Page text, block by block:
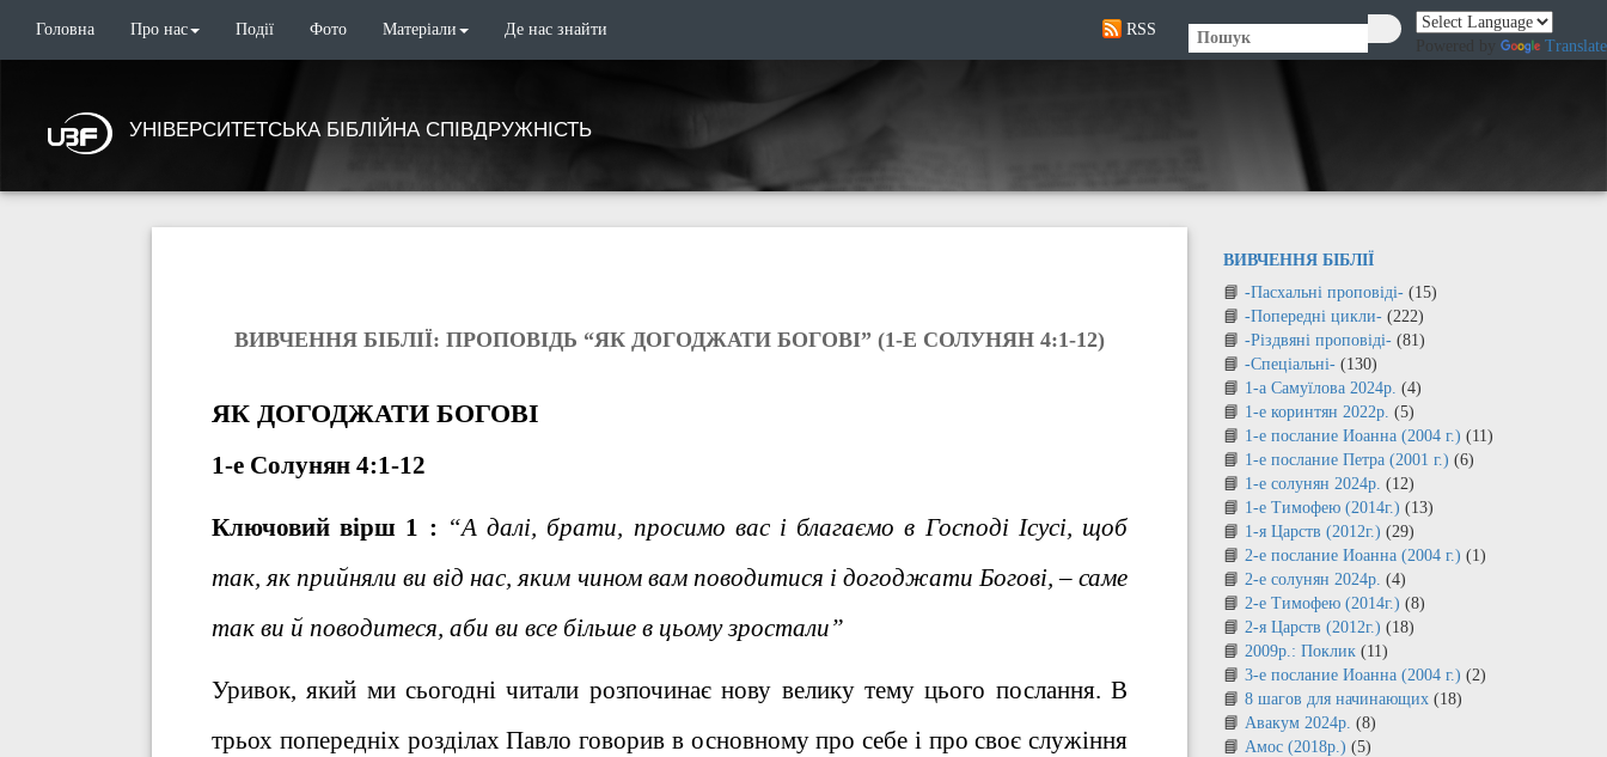
Головна Про нас Події Фото Матеріали Де нас знайти RSS 🔍
Translate
УНІВЕРСИТЕТСЬКА БІБЛІЙНА СПІВДРУЖНІСТЬ
ВИВЧЕННЯ БІБЛІЇ: ПРОПОВІДЬ “ЯК ДОГОДЖАТИ БОГОВІ” (1-Е СОЛУНЯН 4:1-12)
ЯК ДОГОДЖАТИ БОГОВІ
1-е Солунян 4:1-12
Ключовий вірш 1 : “А далі, брати, просимо вас і благаємо в Господі Ісусі, щоб
так, як прийняли ви від нас, яким чином вам поводитися і догоджати Богові, – саме
так ви й поводитеся, аби ви все більше в цьому зростали”
Уривок, який ми сьогодні читали розпочинає нову велику тему цього послання. В
трьох попередніх розділах Павло говорив в основному про себе і про своє служіння
ВИВЧЕННЯ БІБЛІЇ
-Пасхальні проповіді- (15)
-Попередні цикли- (222)
-Різдвяні проповіді- (81)
-Спеціальні- (130)
1-а Самуїлова 2024р. (4)
1-е коринтян 2022р. (5)
1-е послание Иоанна (2004 г.) (11)
1-е послание Петра (2001 г.) (6)
1-е солунян 2024р. (12)
1-е Тимофею (2014г.) (13)
1-я Царств (2012г.) (29)
2-е послание Иоанна (2004 г.) (1)
2-е солунян 2024р. (4)
2-е Тимофею (2014г.) (8)
2-я Царств (2012г.) (18)
2009р.: Поклик (11)
3-е послание Иоанна (2004 г.) (2)
8 шагов для начинающих (18)
Авакум 2024р. (8)
Амос (2018р.) (5)